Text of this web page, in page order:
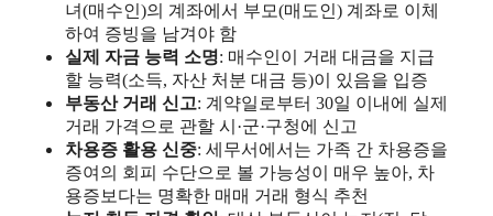
녀(매수인)의 계좌에서 부모(매도인) 계좌로 이체
하여 증빙을 남겨야 함
실제 자금 능력 소명: 매수인이 거래 대금을 지급
할 능력(소득, 자산 처분 대금 등)이 있음을 입증
부동산 거래 신고: 계약일로부터 30일 이내에 실제
거래 가격으로 관할 시·군·구청에 신고
차용증 활용 신중: 세무서에서는 가족 간 차용증을
증여의 회피 수단으로 볼 가능성이 매우 높아, 차
용증보다는 명확한 매매 거래 형식 추천